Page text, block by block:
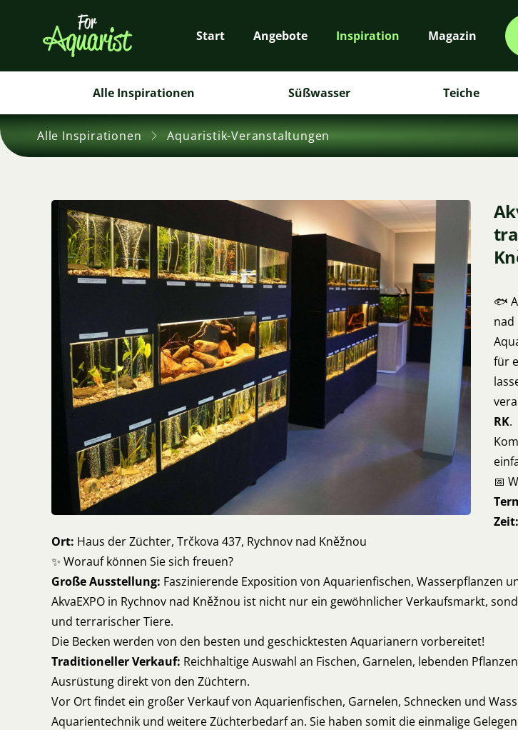
Start Angebote Inspiration Magazin
Alle Inspirationen Süßwasser Teiche
Alle Inspirationen Aquaristik-Veranstaltungen
🐟
nad
für
RK.
📅
Zeit:
Ort: Haus der Züchter, Trčkova 437, Rychnov nad Kněžnou
✨ Worauf können Sie sich freuen?
Große Ausstellung: Faszinierende Exposition von Aquarienfischen, Wasserpflanzen
AkvaEXPO in Rychnov nad Kněžnou ist nicht nur ein gewöhnlicher Verkaufsmarkt,
und terrarischer Tiere.
Die Becken werden von den besten und geschicktesten Aquarianern vorbereitet!
Traditioneller Verkauf: Reichhaltige Auswahl an Fischen, Garnelen, lebenden
Ausrüstung direkt von den Züchtern.
Vor Ort findet ein großer Verkauf von Aquarienfischen, Garnelen, Schnecken und
Aquarientechnik und weitere Züchterbedarf an. Sie haben somit die einmalige